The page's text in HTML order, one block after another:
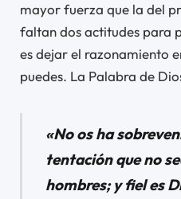
mayor fuerza que la del
faltan dos actitudes para
es dejar el razonamiento
puedes. La Palabra de
«No os ha
tentación que no
hombres; y fiel es